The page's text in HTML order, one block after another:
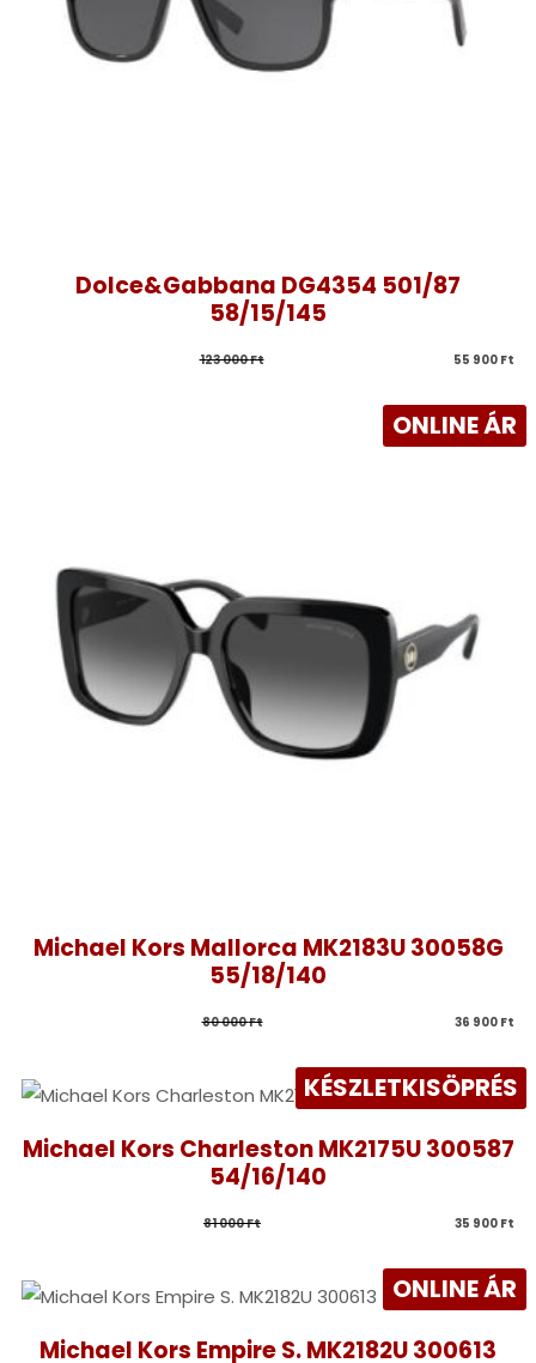
Dolce&Gabbana DG4354 501/87
58/15/145
123 000 Ft 55 900 Ft
ONLINE ÁR
Michael Kors Mallorca MK2183U 30058G
55/18/140
80 000 Ft 36 900 Ft
KÉSZLETKISÖPRÉS
Michael Kors Charleston MK2175U 300587
54/16/140
81 000 Ft 35 900 Ft
ONLINE ÁR
Michael Kors Empire S. MK2182U 300613